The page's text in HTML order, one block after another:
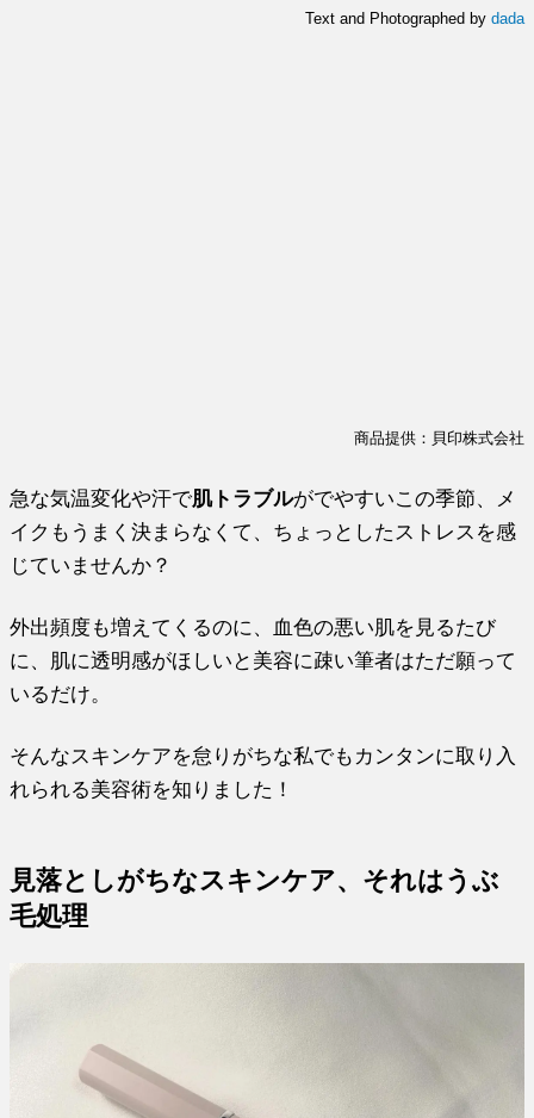
Text and Photographed by dada
商品提供：貝印株式会社
急な気温変化や汗で肌トラブルがでやすいこの季節、メ
イクもうまく決まらなくて、ちょっとしたストレスを感
じていませんか？
外出頻度も増えてくるのに、血色の悪い肌を見るたび
に、肌に透明感がほしいと美容に疎い筆者はただ願って
いるだけ。
そんなスキンケアを怠りがちな私でもカンタンに取り入
れられる美容術を知りました！
見落としがちなスキンケア、それはうぶ
毛処理